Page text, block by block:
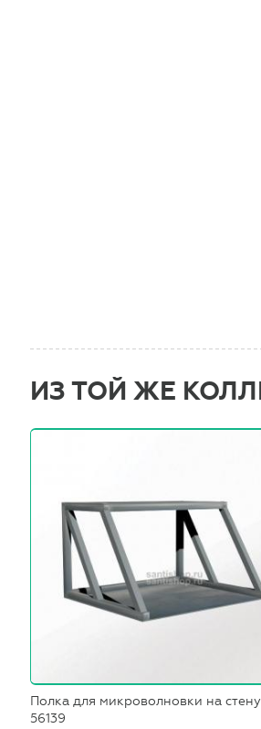
ИЗ ТОЙ ЖЕ
Полка для микроволновки на стену
56139